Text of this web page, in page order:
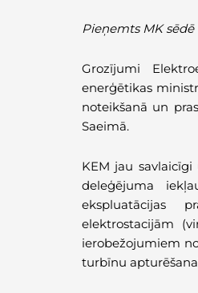
PieņemtsMKsēdē
Grozījumi
enerģētikas
noteikšanā un
Saeimā.
KEM jau
deleģējuma
ekspluatācijas
elektrostacijām
ierobežojumiem
turbīnu